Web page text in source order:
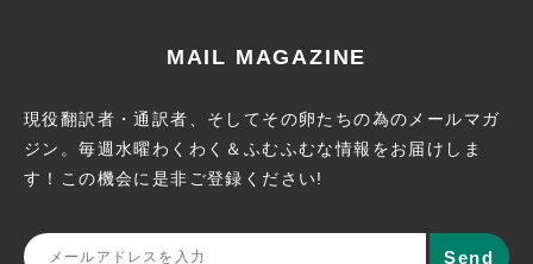
MAIL MAGAZINE
現役翻訳者・通訳者、そしてその卵たちの為のメールマガ
ジン。毎週水曜わくわく＆ふむふむな情報をお届けしま
す！この機会に 是非ご登録ください!